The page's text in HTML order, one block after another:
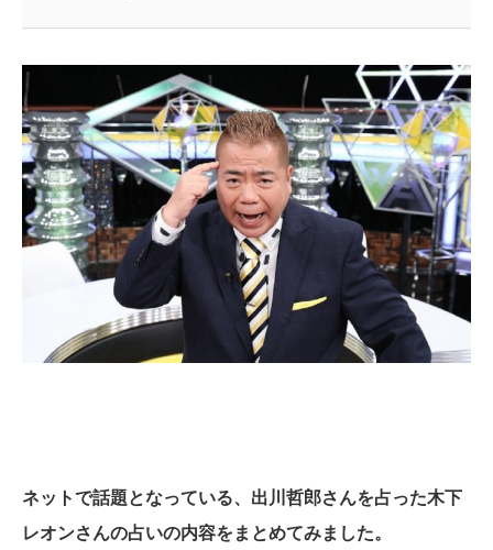
ネットで話題となっている、出川哲郎さんを占った木下
レオンさんの占いの内容をまとめてみました。